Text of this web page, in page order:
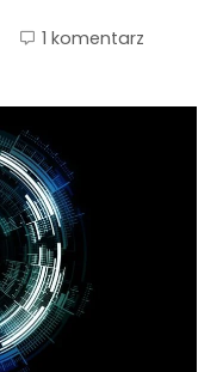
1 komentarz